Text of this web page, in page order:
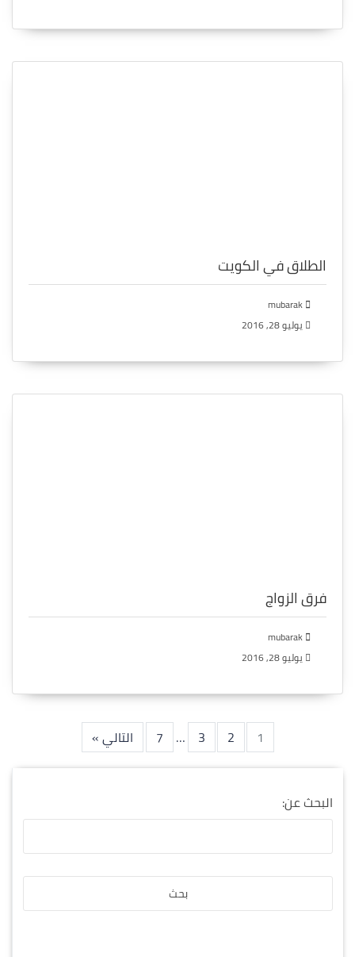
الطلاق في الكويت
يوليو 28, 2016
فرق الزواج
يوليو 28, 2016
1
2
3
…
7 التالي »
البحث عن: